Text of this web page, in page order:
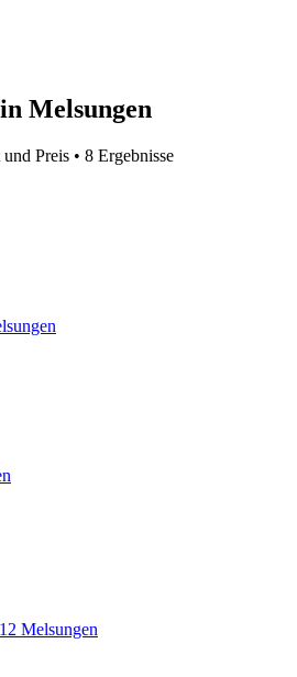
Melsungen
Preis • 8 Ergebnisse
Melsungen